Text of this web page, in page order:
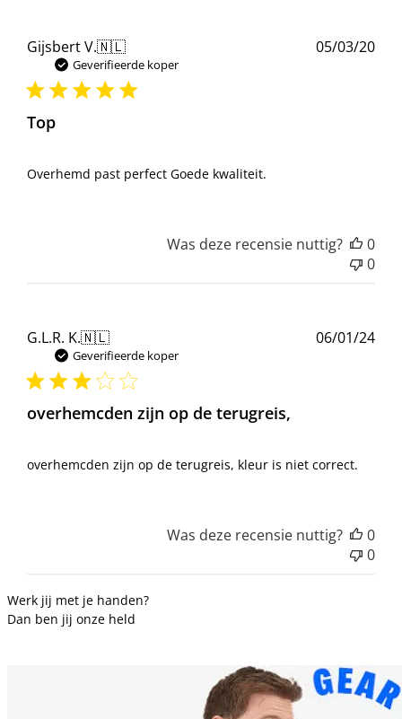
Gijsbert V.🇳🇱
Geverifieerde koper
Top
Overhemd past perfect Goede kwaliteit.
05/03/20
Was deze recensie nuttig?
0
0
G.L.R. K.🇳🇱
Geverifieerde koper
overhemcden zijn op de terugreis,
overhemcden zijn op de terugreis, kleur is niet correct.
06/01/24
Was deze recensie nuttig?
0
0
Werk jij met je handen?
Dan ben jij onze held